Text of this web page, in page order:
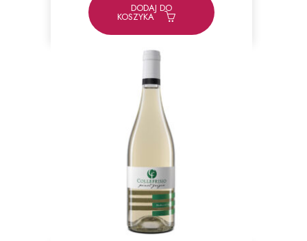
DODAJ DO
KOSZYKA